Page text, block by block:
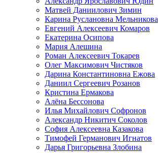
Матвей Даниилович Зимин
Карина Руслановна Мельникова
Евгений Алексеевич Комаров
Екатерина Осипова
Мария Алешина
Роман Алексеевич Токарев
Олег Максимович Чистяков
Дарина Константиновна Ежова
Даниил Сергеевич Розанов
Кристина Ермакова
Алёна Бессонова
Илья Михайлович Софронов
Александр Никитич Соколов
София Алексеевна Казакова
Тимофей Германович Игнатов
Дарья Григорьевна Злобина